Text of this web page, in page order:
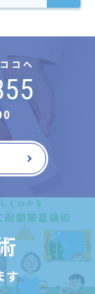
コヘ
す